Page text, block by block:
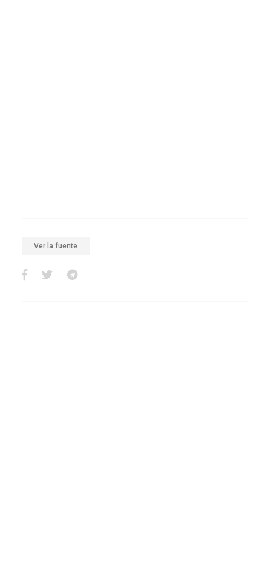
Ver la fuente